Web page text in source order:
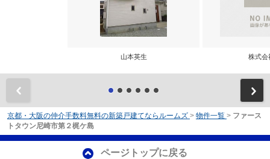
山本英生 株式会
京都・大阪の仲介手数料無料の新築戸建てならルームズ > 物件一覧 > ファース
トタウン尼崎市第２梶ケ島
ページトップに戻る